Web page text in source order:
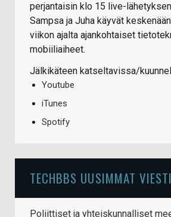
perjantaisin klo 15 live-
Sampsa ja Juha käyvät
viikon ajalta ajankohtaiset
mobiiliaiheet.
Jälkikäteen katseltavissa/
Youtube
iTunes
Spotify
TECHBBS UUSIMMAT
Poliittiset ja yhteiskunnalliset